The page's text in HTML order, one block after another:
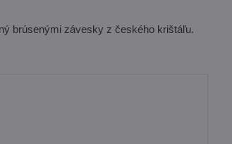
brúsenými závesky z českého krištáľu.